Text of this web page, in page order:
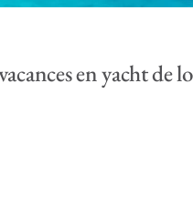
en yacht de